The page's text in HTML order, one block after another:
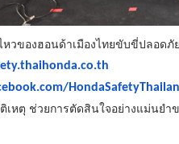
วของฮอนด้าเมืองไทยขับขี่ปลอดภั
หตุ ช่วยการตัดสินใจอย่างแม่นย